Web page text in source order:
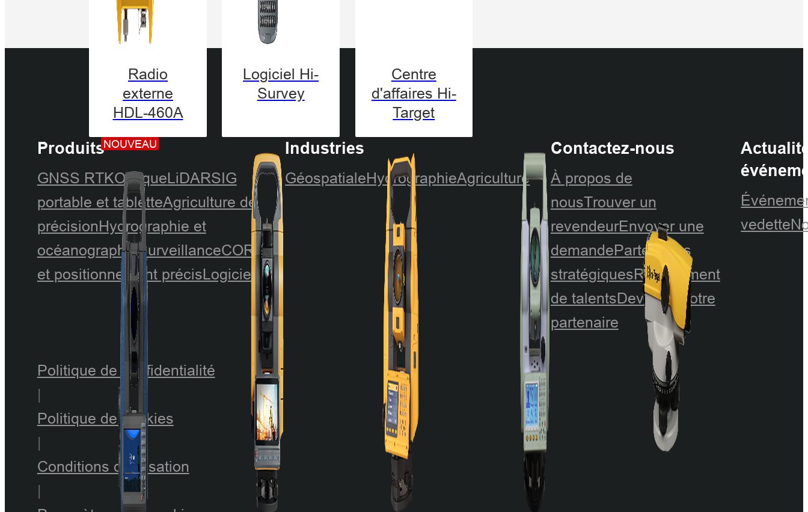
Radio
externe
HDL-460A
Logiciel Hi-
Survey
Centre
d'affaires Hi-
Target
NOUVEAU
Produits
GNSS RTKOptiqueLiDARSIG
portable et tabletteAgriculture de
précisionHydrographie et
océanographieSurveillanceCORS
et positionnement précisLogiciel
Industries
GéospatialeHydrographieAgriculture
Contactez-nous
À propos de
nousTrouver un
revendeurEnvoyer une
demandePartenaires
stratégiquesRecrutement
de talentsDevenez notre
partenaire
vedette
Politique de confidentialité
|
Politique de cookies
|
Conditions d'utilisation
|